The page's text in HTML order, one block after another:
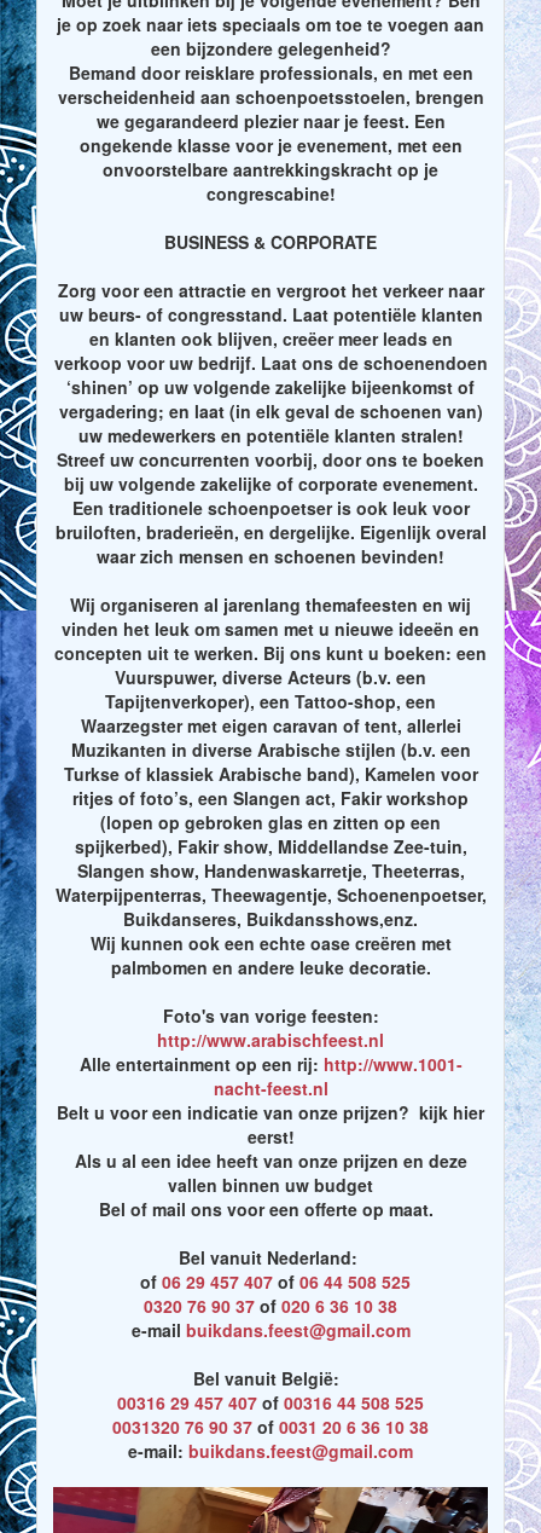
je op zoek naar iets speciaals om toe te voegen aan
een bijzondere gelegenheid?
Bemand door reisklare professionals, en met een
verscheidenheid aan schoenpoetsstoelen, brengen
we gegarandeerd plezier naar je feest. Een
ongekende klasse voor je evenement, met een
onvoorstelbare aantrekkingskracht op je
congrescabine!
BUSINESS & CORPORATE
Zorg voor een attractie en vergroot het verkeer naar
uw beurs- of congresstand. Laat potentiële klanten
en klanten ook blijven, creëer meer leads en
verkoop voor uw bedrijf. Laat ons de schoenendoen
‘shinen’ op uw volgende zakelijke bijeenkomst of
vergadering; en laat (in elk geval de schoenen van)
uw medewerkers en potentiële klanten stralen!
Streef uw concurrenten voorbij, door ons te boeken
bij uw volgende zakelijke of corporate evenement.
Een traditionele schoenpoetser is ook leuk voor
bruiloften, braderieën, en dergelijke. Eigenlijk overal
waar zich mensen en schoenen bevinden!
Wij organiseren al jarenlang themafeesten en wij
vinden het leuk om samen met u nieuwe ideeën en
concepten uit te werken. Bij ons kunt u boeken: een
Vuurspuwer, diverse Acteurs (b.v. een
Tapijtenverkoper), een Tattoo-shop, een
Waarzegster met eigen caravan of tent, allerlei
Muzikanten in diverse Arabische stijlen (b.v. een
Turkse of klassiek Arabische band), Kamelen voor
ritjes of foto’s, een Slangen act, Fakir workshop
(lopen op gebroken glas en zitten op een
spijkerbed), Fakir show, Middellandse Zee-tuin,
Slangen show, Handenwaskarretje, Theeterras,
Waterpijpenterras, Theewagentje, Schoenenpoetser,
Buikdanseres, Buikdansshows,enz.
Wij kunnen ook een echte oase creëren met
palmbomen en andere leuke decoratie.
Foto's van vorige feesten:
http://www.arabischfeest.nl
Alle entertainment op een rij: http://www.1001-
nacht-feest.nl
Belt u voor een indicatie van onze prijzen? kijk hier
eerst!
Als u al een idee heeft van onze prijzen en deze
vallen binnen uw budget
Bel of mail ons voor een offerte op maat.
Bel vanuit Nederland:
of 06 29 457 407 of 06 44 508 525
0320 76 90 37 of 020 6 36 10 38
e-mail buikdans.feest@gmail.com
Bel vanuit België:
00316 29 457 407 of 00316 44 508 525
0031320 76 90 37 of 0031 20 6 36 10 38
e-mail: buikdans.feest@gmail.com